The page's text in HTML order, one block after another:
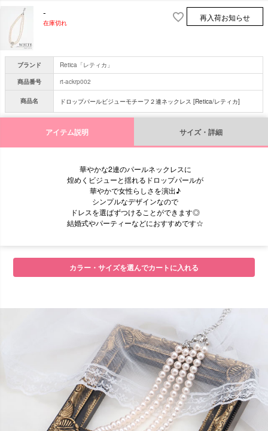
-
在庫切れ
再入荷お知らせ
ブランド
Retica「レティカ」
商品番号
rt-ackrp002
商品名 ドロップパールビジューモチーフ２連ネックレス [Retica/レティカ]
アイテム説明 サイズ・詳細
華やかな2連のパールネックレスに
煌めくビジューと揺れるドロップパールが
華やかで女性らしさを演出♪
シンプルなデザインなので
ドレスを選ばずつけることができます◎
結婚式やパーティーなどにおすすめです☆
■注意事項
カラー・サイズを選んでカートに入れる